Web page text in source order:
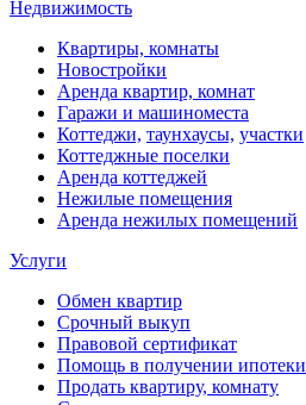
Недвижимость
Квартиры, комнаты
Новостройки
Аренда квартир, комнат
Гаражи и машиноместа
Коттеджи, таунхаусы, участки
Коттеджные поселки
Аренда коттеджей
Нежилые помещения
Аренда нежилых помещений
Услуги
Обмен квартир
Срочный выкуп
Правовой сертификат
Помощь в получении ипотеки
Продать квартиру, комнату